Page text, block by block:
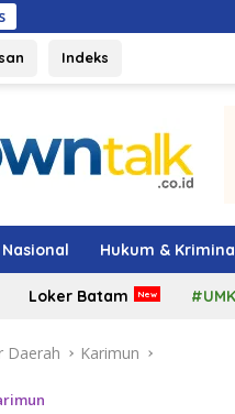
Amsakar:
Indeks
Nasional Hukum &
Loker Batam
Daerah Karimun